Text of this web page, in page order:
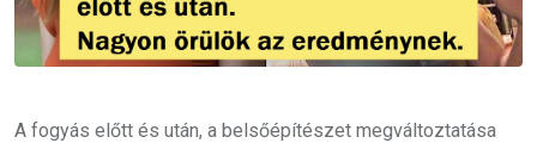
A fogyás előtt és után, a belsőépítészet megváltoztatása